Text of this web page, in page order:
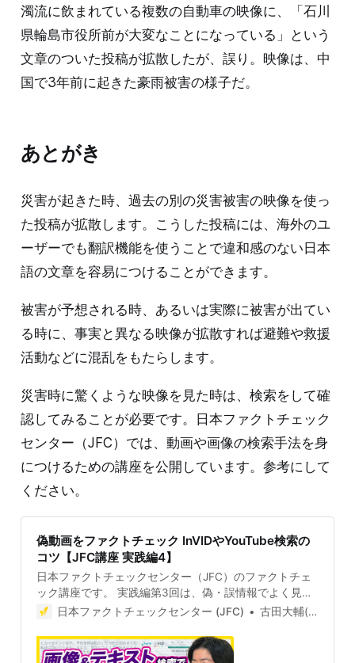
濁流に飲まれている複数の自動車の映像に、「石川
県輪島市役所前が大変なことになっている」という
文章のついた投稿が拡散したが、誤り。映像は、中
国で3年前に起きた豪雨被害の様子だ。
あとがき
災害が起きた時、過去の別の災害被害の映像を使っ
た投稿が拡散します。こうした投稿には、海外のユ
ーザーでも翻訳機能を使うことで違和感のない日本
語の文章を容易につけることができます。
被害が予想される時、あるいは実際に被害が出てい
る時に、事実と異なる映像が拡散すれば避難や救援
活動などに混乱をもたらします。
災害時に驚くような映像を見た時は、検索をして確
認してみることが必要です。日本ファクトチェック
センター（JFC）では、動画や画像の検索手法を身
につけるための講座を公開しています。参考にして
ください。
偽動画をファクトチェック InVIDやYouTube検索の
コツ【JFC講座 実践編4】
日本ファクトチェックセンター（JFC）のファクトチェ
ック講座です。 実践編第3回は、偽・誤情報でよく見か
ける画像の検証についてでした。第4回は増加傾向にあ
覧ください。この記事は概要をまとめています) 動画の
検証もオリジナル探しが鍵 動画は画像と並んで画像と並
日本ファクトチェックセンター (JFC) 古田大輔(Daisuke Furuta)